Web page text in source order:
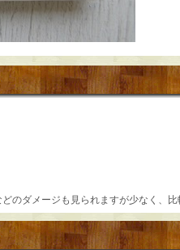
ダメージも見られますが少なく、比